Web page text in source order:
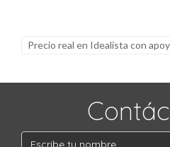
Precio real en Idealista con